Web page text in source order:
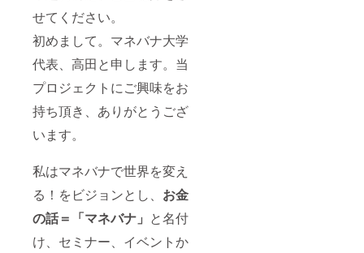
せてください。
初めまして。マネバナ大学
代表、高田と申します。当
プロジェクトにご興味をお
持ち頂き、ありがとうござ
います。
私はマネバナで世界を変え
る！をビジョンとし、 お金
の話＝「マネバナ」 と名付
け、セミナー、イベントか